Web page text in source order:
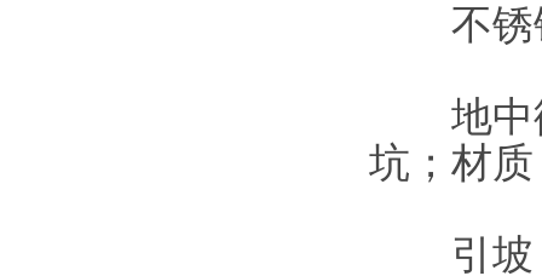
不锈
地中衡
坑；材
引坡：